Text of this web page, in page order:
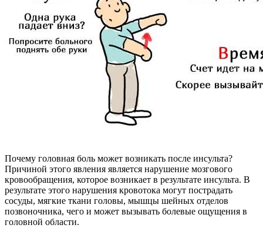
Почему головная боль может возникать после инсульта?
Причиной этого явления является нарушение мозгового
кровообращения, которое возникает в результате инсульта. В
результате этого нарушения кровотока могут пострадать
сосуды, мягкие ткани головы, мышцы шейных отделов
позвоночника, чего и может вызывать болевые ощущения в
головной области.